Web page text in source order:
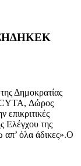
ΣΗΔΗΚΕΚ
Δημοκρατίας
Δώρος
Ελέγχου της
απ’ όλα άδικες».Ο